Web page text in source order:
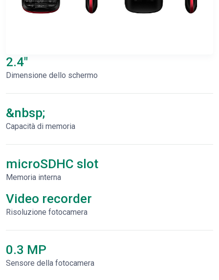
2.4"
Dimensione dello schermo
&nbsp;
Capacità di memoria
microSDHC slot
Memoria interna
Video recorder
Risoluzione fotocamera
0.3 MP
Sensore della fotocamera